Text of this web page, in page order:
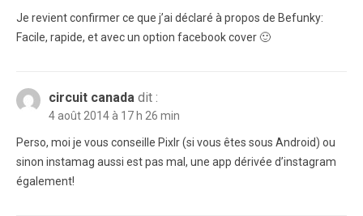
Je revient confirmer ce que j’ai déclaré à propos de Befunky:
Facile, rapide, et avec un option facebook cover 🙂
circuit canada dit :
4 août 2014 à 17 h 26 min
Perso, moi je vous conseille Pixlr (si vous êtes sous Android) ou
sinon instamag aussi est pas mal, une app dérivée d’instagram
également!